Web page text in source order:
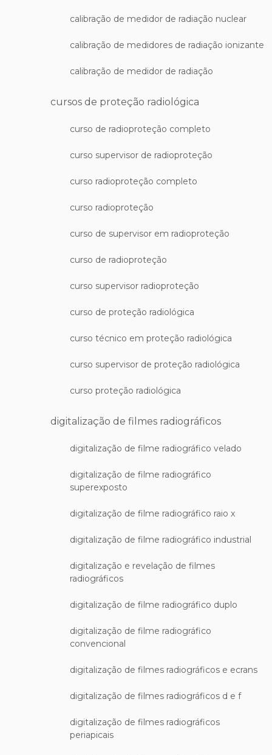
calibração de medidor de radiação nuclear
calibração de medidores de radiação ionizante
calibração de medidor de radiação
cursos de proteção radiológica
curso de radioproteção completo
curso supervisor de radioproteção
curso radioproteção completo
curso radioproteção
curso de supervisor em radioproteção
curso de radioproteção
curso supervisor radioproteção
curso de proteção radiológica
curso técnico em proteção radiológica
curso supervisor de proteção radiológica
curso proteção radiológica
digitalização de filmes radiográficos
digitalização de filme radiográfico velado
digitalização de filme radiográfico
superexposto
digitalização de filme radiográfico raio x
digitalização de filme radiográfico industrial
digitalização e revelação de filmes
radiográficos
digitalização de filme radiográfico duplo
digitalização de filme radiográfico
convencional
digitalização de filmes radiográficos e ecrans
digitalização de filmes radiográficos d e f
digitalização de filmes radiográficos
periapicais